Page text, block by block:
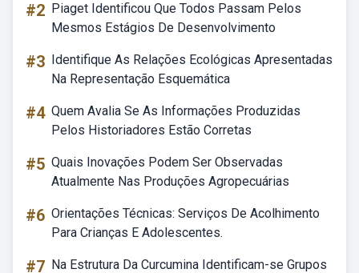
#2 Piaget Identificou Que Todos Passam Pelos
Mesmos Estágios De Desenvolvimento
#3 Identifique As Relações Ecológicas Apresentadas
Na Representação Esquemática
#4 Quem Avalia Se As Informações Produzidas
Pelos Historiadores Estão Corretas
#5 Quais Inovações Podem Ser Observadas
Atualmente Nas Produções Agropecuárias
#6 Orientações Técnicas: Serviços De Acolhimento
Para Crianças E Adolescentes.
#7 Na Estrutura Da Curcumina Identificam-se Grupos